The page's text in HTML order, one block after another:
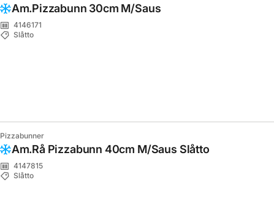
Am.Pizzabunn 30cm M/Saus
4146171
Slåtto
Pizzabunner
Am.Rå Pizzabunn 40cm M/Saus Slåtto
4147815
Slåtto